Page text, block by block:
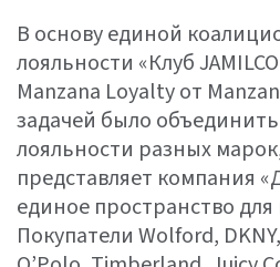
В основу единой
лояльности «Клуб
Manzana Loyalty от
задачей было
лояльности разных
представляет компания
единое пространство
Покупатели Wolford,